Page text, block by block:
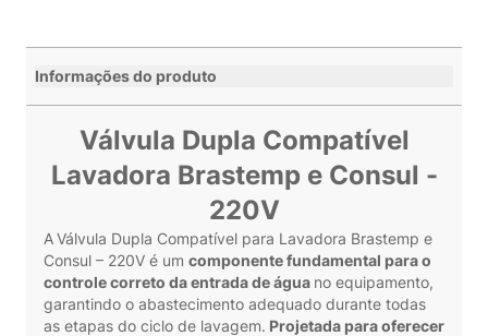
Informações do produto
Válvula Dupla Compatível
Lavadora Brastemp e Consul -
220V
AVálvula Dupla Compatível para Lavadora Brastemp e
Consul – 220V é um componente fundamental para o
controle correto da entrada de água no equipamento,
garantindo o abastecimento adequado durante todas
as etapas do ciclo de lavagem. Projetada para oferecer